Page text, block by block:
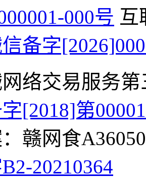
000号 互
备字
络交易服务
[2018]第
赣网食
20210364